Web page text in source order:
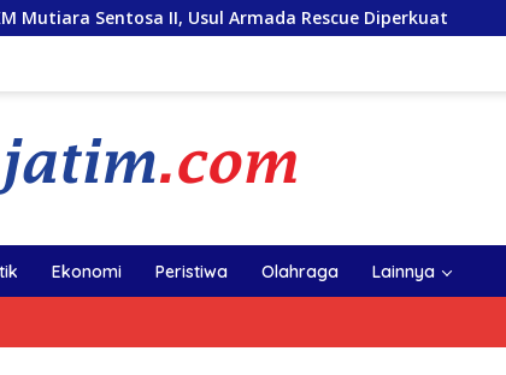
Armada Rescue Diperkuat Sambut HUT RI ke-
Ekonomi Peristiwa Olahraga Lainnya